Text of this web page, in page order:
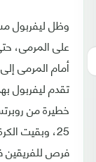
وظل ليفربول
أمام المرمى
تقدم ليفربول
خطيرة من
25، وبقيت
فرص للفريقين